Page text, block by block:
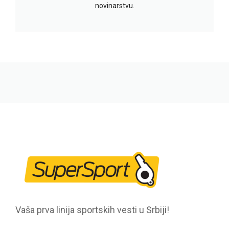
novinarstvu.
Vaša prva linija sportskih vesti u Srbiji!